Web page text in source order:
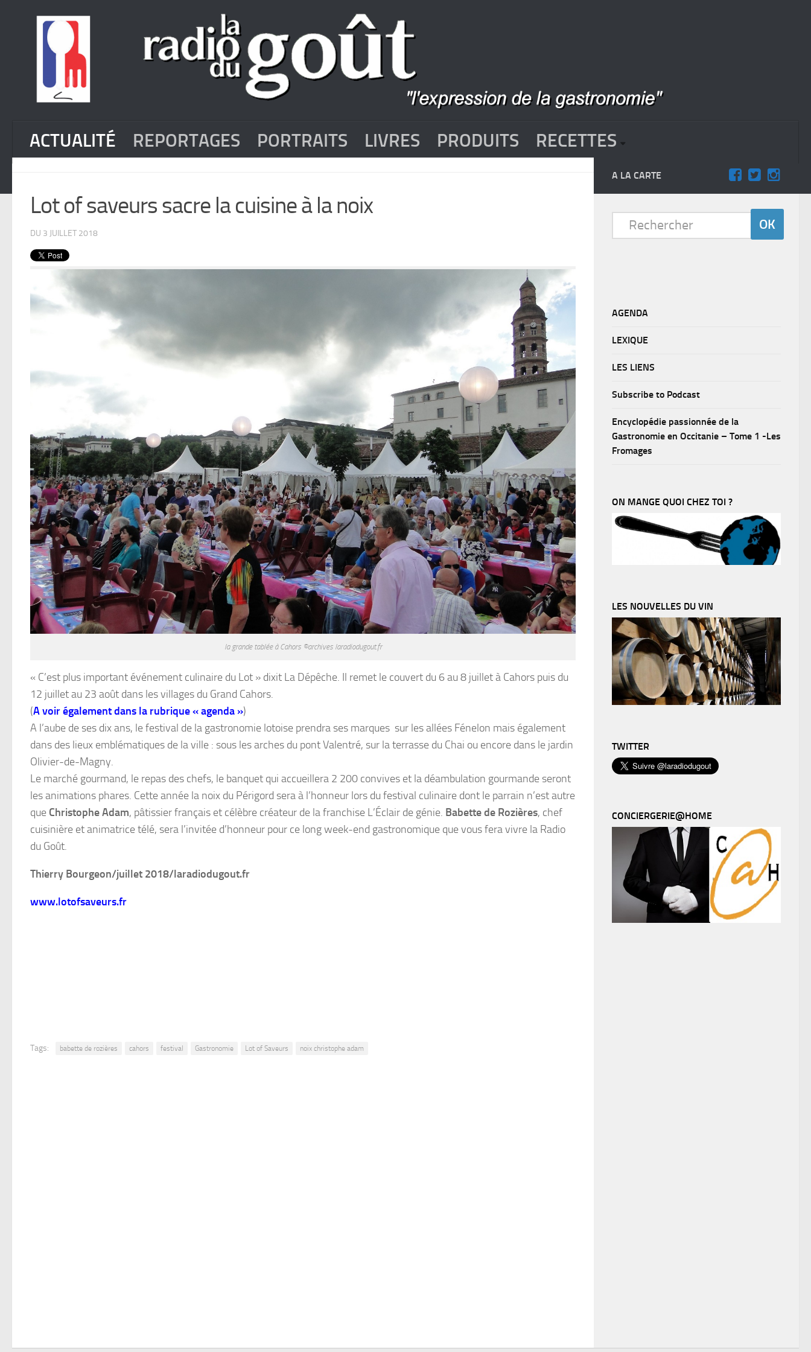
ACTUALITÉ REPORTAGES PORTRAITS LIVRES PRODUITS RECETTES
Lot of saveurs sacre la cuisine à la noix
DU 3 JUILLET 2018
la grande tablée à Cahors ©archives laradiodugout.fr
« C’est plus important événement culinaire du Lot » dixit La Dépêche. Il remet le couvert du 6 au 8 juillet à Cahors puis du
12 juillet au 23 août dans les villages du Grand Cahors.
(A voir également dans la rubrique « agenda »)
A l’aube de ses dix ans, le festival de la gastronomie lotoise prendra ses marques sur les allées Fénelon mais également
dans des lieux emblématiques de la ville : sous les arches du pont Valentré, sur la terrasse du Chai ou encore dans le jardin
Olivier-de-Magny.
Le marché gourmand, le repas des chefs, le banquet qui accueillera 2 200 convives et la déambulation gourmande seront
les animations phares. Cette année la noix du Périgord sera à l’honneur lors du festival culinaire dont le parrain n’est autre
que Christophe Adam, pâtissier français et célèbre créateur de la franchise L’Éclair de génie. Babette de Rozières, chef
cuisinière et animatrice télé, sera l’invitée d’honneur pour ce long week-end gastronomique que vous fera vivre la Radio
du Goût.
Thierry Bourgeon/juillet 2018/laradiodugout.fr
www.lotofsaveurs.fr
Tags: babette de rozières cahors festival Gastronomie Lot of Saveurs noix christophe adam
A LA CARTE
AGENDA
LEXIQUE
LES LIENS
Subscribe to Podcast
Encyclopédie passionnée de la
Gastronomie en Occitanie – Tome 1 -Les
Fromages
ON MANGE QUOI CHEZ TOI ?
LES NOUVELLES DU VIN
TWITTER
CONCIERGERIE@HOME